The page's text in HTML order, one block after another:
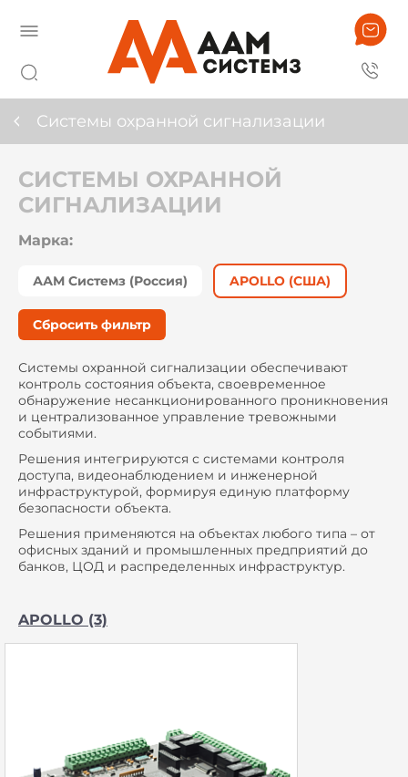
Системы охранной сигнализации
СИСТЕМЫ ОХРАННОЙ
СИГНАЛИЗАЦИИ
Марка:
ААМ Системз (Россия) APOLLO (США)
Сбросить фильтр
Системы охранной сигнализации обеспечивают
контроль состояния объекта, своевременное
обнаружение несанкционированного проникновения
и централизованное управление тревожными
событиями.
Решения интегрируются с системами контроля
доступа, видеонаблюдением и инженерной
инфраструктурой, формируя единую платформу
безопасности объекта.
Решения применяются на объектах любого типа – от
офисных зданий и промышленных предприятий до
банков, ЦОД и распределенных инфраструктур.
APOLLO (3)